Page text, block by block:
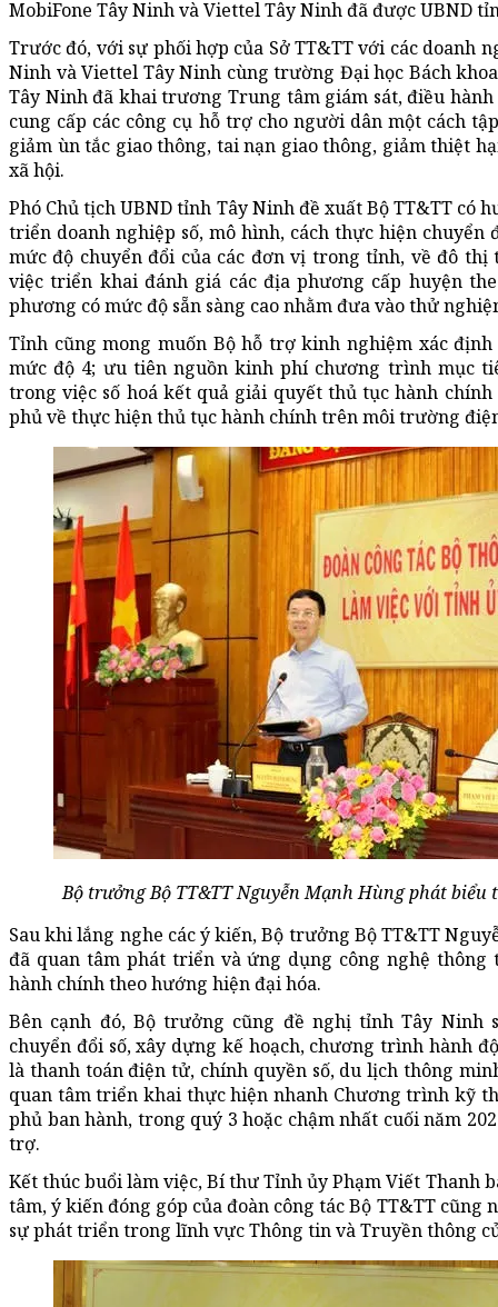
MobiFone Tây Ninh và Viettel Tây Ninh đã được UBND
Trước đó, với sự phối hợp của Sở TT&TT với các doanh
Ninh và Viettel Tây Ninh cùng trường Đại học Bách
Tây Ninh đã khai trương Trung tâm giám sát, điều
cung cấp các công cụ hỗ trợ cho người dân một cách
giảm ùn tắc giao thông, tai nạn giao thông, giảm thiệt
xã hội.
Phó Chủ tịch UBND tỉnh Tây Ninh đề xuất Bộ TT&TT có
triển doanh nghiệp số, mô hình, cách thực hiện chuyển
mức độ chuyển đổi của các đơn vị trong tỉnh, về đô
việc triển khai đánh giá các địa phương cấp huyện
phương có mức độ sẵn sàng cao nhằm đưa vào thử
Tỉnh cũng mong muốn Bộ hỗ trợ kinh nghiệm xác
mức độ 4; ưu tiên nguồn kinh phí chương trình mục
trong việc số hoá kết quả giải quyết thủ tục hành
phủ về thực hiện thủ tục hành chính trên môi trường
Bộ trưởng Bộ TT&TT Nguyễn Mạnh Hùng phát
Sau khi lắng nghe các ý kiến, Bộ trưởng Bộ TT&TT
đã quan tâm phát triển và ứng dụng công nghệ thông
hành chính theo hướng hiện đại hóa.
Bên cạnh đó, Bộ trưởng cũng đề nghị tỉnh Tây Ninh
chuyển đổi số, xây dựng kế hoạch, chương trình hành
là thanh toán điện tử, chính quyền số, du lịch thông
quan tâm triển khai thực hiện nhanh Chương trình kỹ
phủ ban hành, trong quý 3 hoặc chậm nhất cuối năm
trợ.
Kết thúc buổi làm việc, Bí thư Tỉnh ủy Phạm Viết Thanh
tâm, ý kiến đóng góp của đoàn công tác Bộ TT&TT
sự phát triển trong lĩnh vực Thông tin và Truyền thông